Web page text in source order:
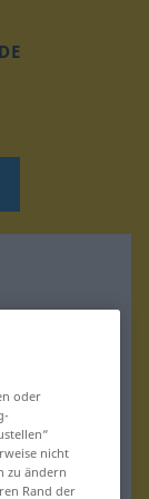
DE
oder
nicht
zu ändern
Rand der